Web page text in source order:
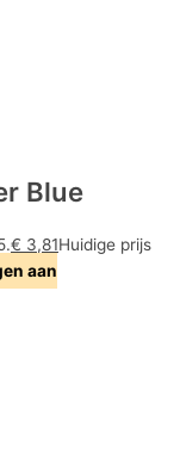
Blue
€ 3,81Huidige prijs
aan